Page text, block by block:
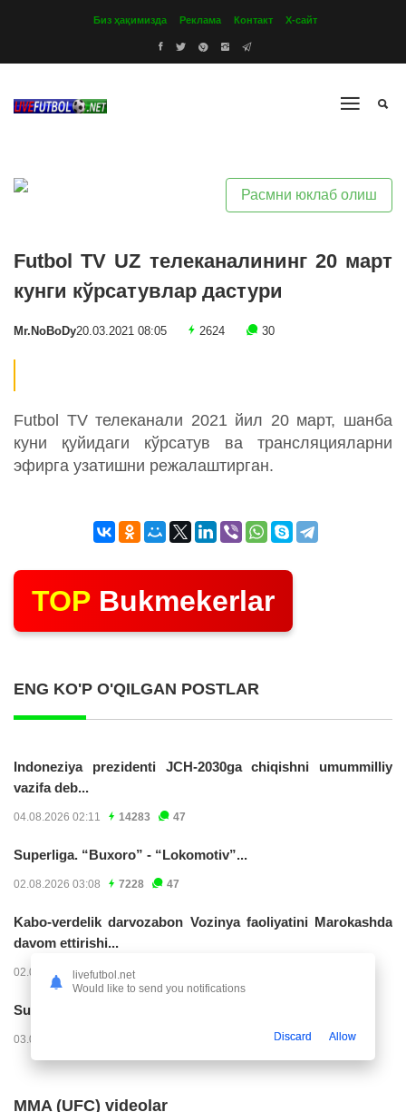
Биз ҳақимизда Реклама Контакт Х-сайт
Расмни юклаб олиш
Futbol TV UZ телеканалининг 20 март
кунги кўрсатувлар дастури
Mr.NoBoDy20.03.2021 08:05 2624 30
Futbol TV телеканали 2021 йил 20 март, шанба
куни қуйидаги кўрсатув ва трансляцияларни
эфирга узатишни режалаштирган.
TOP Bukmekerlar
ENG KO'P O'QILGAN POSTLAR
Indoneziya prezidenti JCH-2030ga chiqishni umummilliy
vazifa deb...
04.08.2026 02:11 14283 47
Superliga. “Buxoro” - “Lokomotiv”...
02.08.2026 03:08 7228 47
Kabo-verdelik darvozabon Vozinya faoliyatini Marokashda
davom ettirishi...
02.08.2026 01:08 3978
Superliga. "Dinamo" – "Neftchi" (matnli...
03.08.2026 20:32
MMA (UFC) videolar
livefutbol.net
Would like to send you notifications
Discard Allow